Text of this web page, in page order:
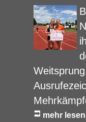
mehr lesen